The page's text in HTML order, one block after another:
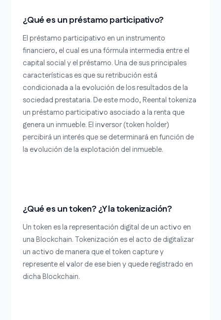
¿Qué es un préstamo participativo?
El préstamo participativo en un instrumento
financiero, el cual es una fórmula intermedia entre el
capital social y el préstamo. Una de sus principales
características es que su retribución está
condicionada a la evolución de los resultados de la
sociedad prestataria. De este modo, Reental tokeniza
un préstamo participativo asociado a la renta que
genera un inmueble. El inversor (token holder)
percibirá un interés que se determinará en función de
la evolución de la explotación del inmueble.
¿Qué es un token? ¿Y la tokenización?
Un token es la representación digital de un activo en
una Blockchain. Tokenización es el acto de digitalizar
un activo de manera que el token capture y
represente el valor de ese bien y quede registrado en
dicha Blockchain.